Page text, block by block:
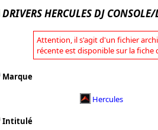
DRIVERS HERCULES DJ
Attention, il s'agit d'un fichier
récente est disponible sur la fiche
Marque
Hercules
Intitulé